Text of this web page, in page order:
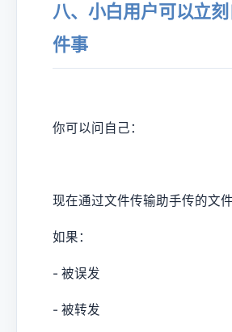
八、小白用户可以立
件事
你可以问自己：
现在通过文件传输助手传的文件
如果：
- 被误发
- 被转发